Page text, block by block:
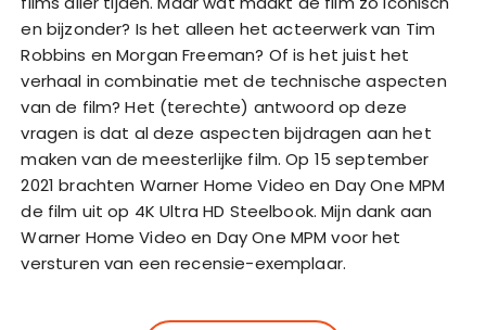
en bijzonder? Is het alleen het acteerwerk van Tim
Robbins en Morgan Freeman? Of is het juist het
verhaal in combinatie met de technische aspecten
van de film? Het (terechte) antwoord op deze
vragen is dat al deze aspecten bijdragen aan het
maken van de meesterlijke film. Op 15 september
2021 brachten Warner Home Video en Day One MPM
de film uit op 4K Ultra HD Steelbook. Mijn dank aan
Warner Home Video en Day One MPM voor het
versturen van een recensie-exemplaar.